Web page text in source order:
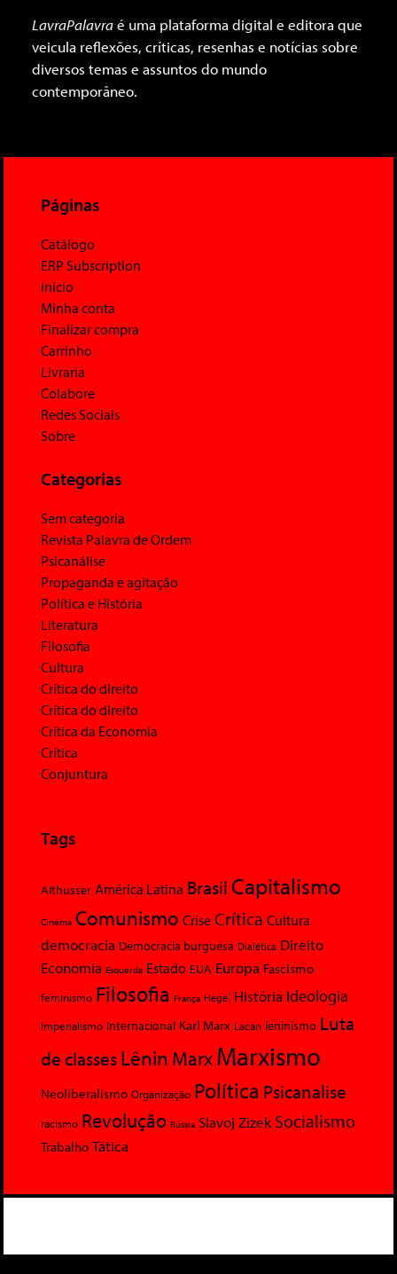
LavraPalavraé uma plataforma digital e editora que
veicula reflexões, críticas, resenhas e notícias sobre
diversos temas e assuntos do mundo
contemporâneo.
Páginas
Catálogo
ERP Subscription
Início
Minha conta
Finalizar compra
Carrinho
Livraria
Colabore
Redes Sociais
Sobre
Categorias
Sem categoria
Revista Palavra de Ordem
Psicanálise
Propaganda e agitação
Política e História
Literatura
Filosofia
Cultura
Crítica do direito
Crítica do direito
Crítica da Economia
Crítica
Conjuntura
Tags
Althusser América Latina Brasil Capitalismo
Cinema Comunismo Crise Crítica Cultura
democracia Democracia burguesa Dialética Direito
Economia Esquerda Estado EUA Europa Fascismo
feminismo Filosofia França Hegel História Ideologia
Imperialismo Internacional Karl Marx Lacan leninismo Luta
de classesLênin MarxMarxismo
Neoliberalismo Organização Política Psicanalise
racismo Revolução Rússia Slavoj Zizek Socialismo
Trabalho Tática